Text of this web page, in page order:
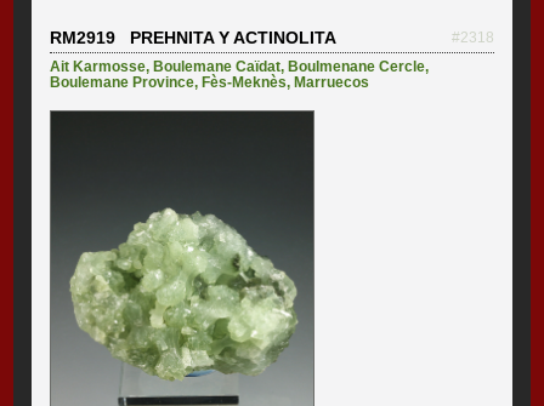
RM2919 PREHNITA Y ACTINOLITA
#2318
Ait Karmosse, Boulemane Caïdat, Boulmenane Cercle,
Boulemane Province, Fès-Meknès, Marruecos